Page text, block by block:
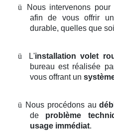
ü Nous intervenons pour
afin de vous offrir
durable, quelles que
ü L'installation volet
bureau est réalisée
vous offrant un
ü Nous procédons au
de problème
usage immédiat.